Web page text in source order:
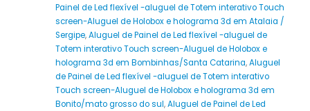
Painel de Led flexível -aluguel de Totem interativo Touch
screen-Aluguel de Holobox e holograma 3d em Atalaia /
Sergipe,Aluguel de Painel de Led flexível -aluguel de
Totem interativo Touch screen-Aluguel de Holobox e
holograma 3d em Bombinhas/Santa Catarina,Aluguel
de Painel de Led flexível -aluguel de Totem interativo
Touch screen-Aluguel de Holobox e holograma 3d em
Bonito/mato grosso do sul,Aluguel de Painel de Led